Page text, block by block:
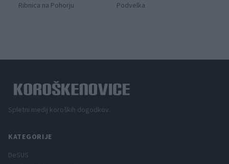
Ribnica na Pohorju
Podvelka
Spletni medij koroških dogodkov.
KATEGORIJE
DeSUS